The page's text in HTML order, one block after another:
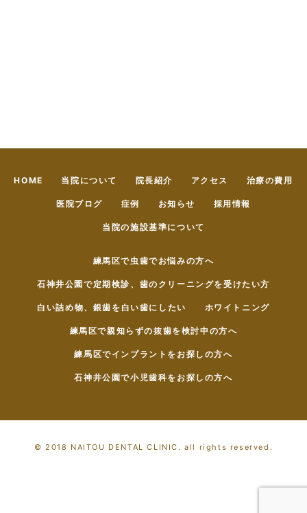
HOME 当院について 院長紹介 アクセス 治療の費用
医院ブログ 症例 お知らせ 採用情報
当院の施設基準について
練馬区で虫歯でお悩みの方へ
石神井公園で定期検診、歯のクリーニングを受けたい方
白い詰め物、銀歯を白い歯にしたい ホワイトニング
練馬区で親知らずの抜歯を検討中の方へ
練馬区でインプラントをお探しの方へ
石神井公園で小児歯科をお探しの方へ
© 2018 NAITOU DENTAL CLINIC. all rights reserved.